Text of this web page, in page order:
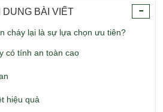
-
DUNG BÀI VIẾT
cháy lại là sự lựa chọn ưu tiên?
có tính an toàn cao
hiệu quả